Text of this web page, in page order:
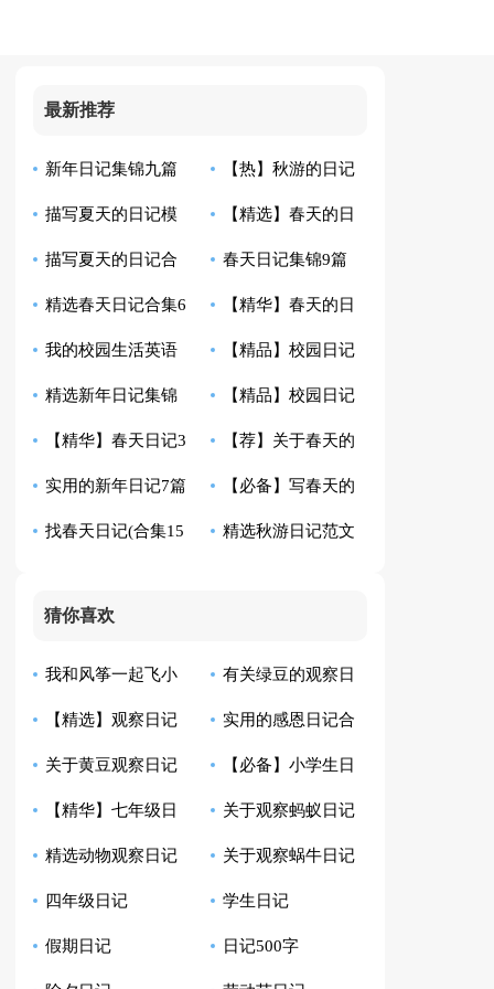
最新推荐
新年日记集锦九篇 【热】秋游的日记
描写夏天的日记模
板集合10篇
【精选】春天的日
记模板7篇
描写夏天的日记合
集五篇
春天日记集锦9篇
精选春天日记合集6
篇
【精华】春天的日
记三篇
我的校园生活英语
日记带翻译
【精品】校园日记
模板合集8篇
精选新年日记集锦
10篇
【精品】校园日记
汇总十篇
【精华】春天日记3
篇
【荐】关于春天的
日记
实用的新年日记7篇 【必备】写春天的
日记4篇
找春天日记(合集15 精选秋游日记范文
猜你喜欢
我和风筝一起飞小
学生日记
有关绿豆的观察日
记模板汇总10篇
【精选】观察日记
汇总9篇
实用的感恩日记合
集8篇
关于黄豆观察日记
合集八篇
【必备】小学生日
记范文汇总四篇
【精华】七年级日
记集锦10篇
关于观察蚂蚁日记
范文6篇
精选动物观察日记
四篇
关于观察蜗牛日记
范文七篇
四年级日记 学生日记
假期日记 日记500字